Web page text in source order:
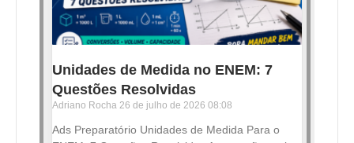
Unidades de Medida no ENEM: 7
Questões Resolvidas
Adriano Rocha 26 de julho de 2026 08:08
Ads Preparatório Unidades de Medida Para o